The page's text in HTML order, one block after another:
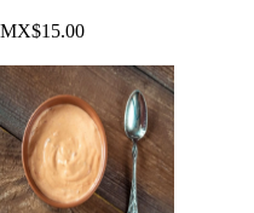
MX$15.00